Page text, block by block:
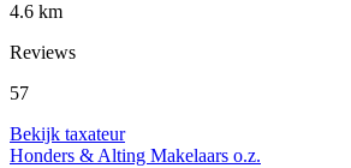
4.6 km
Reviews
57
Bekijk taxateur
Honders & Alting Makelaars o.z.